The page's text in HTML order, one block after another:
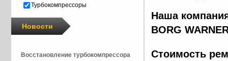
Наша
BORG
Стоимость
Турбокомпрессоры
Новости
Восстановление турбокомпрессора